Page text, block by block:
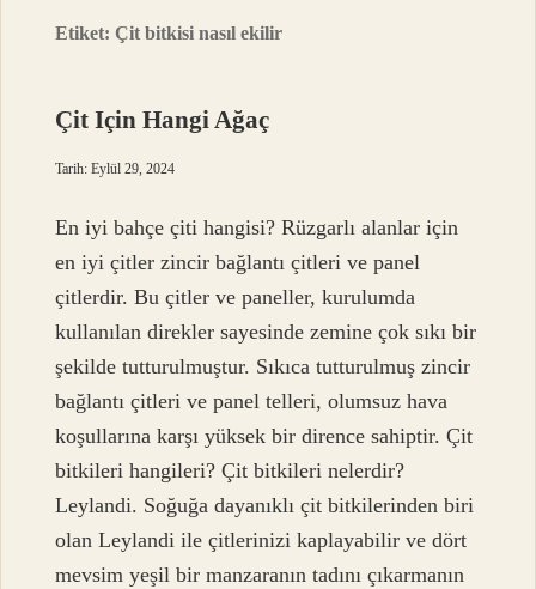
Etiket:Çit bitkisi nasıl ekilir
Çit Için Hangi Ağaç
Tarih: Eylül 29, 2024
En iyi bahçe çiti hangisi? Rüzgarlı alanlar için
en iyi çitler zincir bağlantı çitleri ve panel
çitlerdir. Bu çitler ve paneller, kurulumda
kullanılan direkler sayesinde zemine çok sıkı bir
şekilde tutturulmuştur. Sıkıca tutturulmuş zincir
bağlantı çitleri ve panel telleri, olumsuz hava
koşullarına karşı yüksek bir dirence sahiptir. Çit
bitkileri hangileri? Çit bitkileri nelerdir?
Leylandi. Soğuğa dayanıklı çit bitkilerinden biri
olan Leylandi ile çitlerinizi kaplayabilir ve dört
mevsim yeşil bir manzaranın tadını çıkarmanın